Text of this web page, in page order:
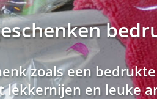
zoals een
lekkernijen en leuke